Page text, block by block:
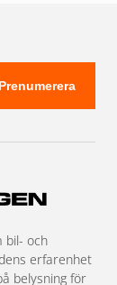
Prenumerera
bil- och
erfarenhet
belysning för